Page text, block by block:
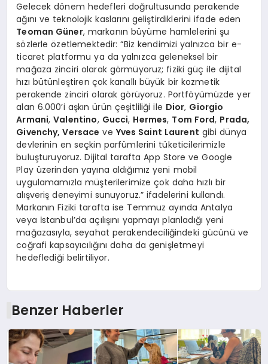
Gelecek dönem hedefleri doğrultusunda perakende
ağını ve teknolojik kaslarını geliştirdiklerini ifade eden
Teoman Güner, markanın büyüme hamlelerini şu
sözlerle özetlemektedir: “Biz kendimizi yalnızca bir e-
ticaret platformu ya da yalnızca geleneksel bir
mağaza zinciri olarak görmüyoruz; fiziki güç ile dijital
hızı bütünleştiren çok kanallı büyük bir kozmetik
perakende zinciri olarak görüyoruz. Portföyümüzde yer
alan 6.000’i aşkın ürün çeşitliliği ile Dior, Giorgio
Armani,Valentino, Gucci, Hermes, Tom Ford, Prada,
Givenchy, Versace ve Yves Saint Laurent gibi dünya
devlerinin en seçkin parfümlerini tüketicilerimizle
buluşturuyoruz. Dijital tarafta App Store ve Google
Play üzerinden yayına aldığımız yeni mobil
uygulamamızla müşterilerimize çok daha hızlı bir
alışveriş deneyimi sunuyoruz.” ifadelerini kullandı.
Markanın Fiziki tarafta ise Temmuz ayında Antalya
veya İstanbul’da açılışını yapmayı planladığı yeni
mağazasıyla, seyahat perakendeciliğindeki gücünü ve
coğrafi kapsayıcılığını daha da genişletmeyi
hedeflediği belirtiliyor.
Benzer Haberler